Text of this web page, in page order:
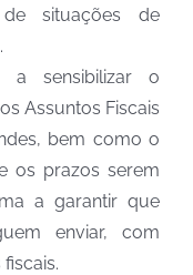
de situações de
a sensibilizar o
Assuntos Fiscais
bem como o
os prazos serem
a garantir que
enviar, com